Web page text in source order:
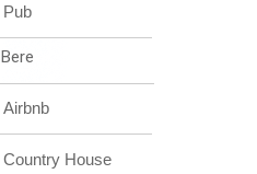
Pub
Bere
Airbnb
Country House